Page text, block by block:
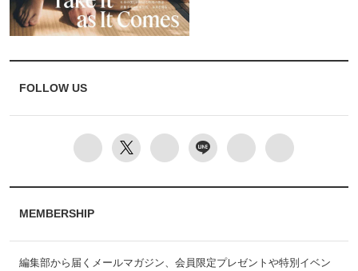
FOLLOW US
MEMBERSHIP
編集部から届くメールマガジン、会員限定プレゼントや特別イベン